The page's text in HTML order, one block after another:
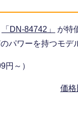
「DN-84742」
が特
パワーを持つモデ
～）
価